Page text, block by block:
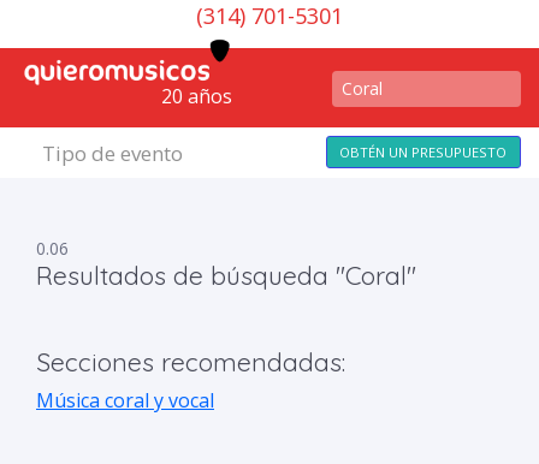
(314) 701-5301
20 años
Tipo de evento OBTÉN UN PRESUPUESTO
0.06
Resultados de búsqueda "Coral"
Secciones recomendadas:
Música coral y vocal